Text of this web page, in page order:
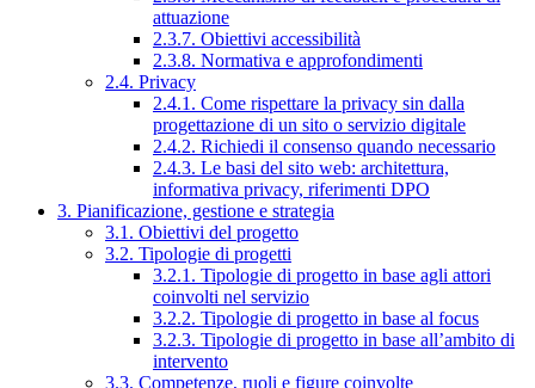
attuazione
2.3.7. Obiettivi accessibilità
2.3.8. Normativa e approfondimenti
2.4. Privacy
2.4.1. Come rispettare la privacy sin dalla
progettazione di un sito o servizio digitale
2.4.2. Richiedi il consenso quando necessario
2.4.3. Le basi del sito web: architettura,
informativa privacy, riferimenti DPO
3. Pianificazione, gestione e strategia
3.1. Obiettivi del progetto
3.2. Tipologie di progetti
3.2.1. Tipologie di progetto in base agli attori
coinvolti nel servizio
3.2.2. Tipologie di progetto in base al focus
3.2.3. Tipologie di progetto in base all’ambito di
intervento
3.3. Competenze, ruoli e figure coinvolte